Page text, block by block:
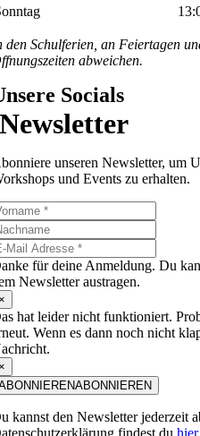
den Schulferien, an Feiertagen
abweichen.
Socials
Newsletter
unseren Newsletter, um
und Events zu erhalten.
für deine Anmeldung. Du
Newsletter austragen.
hat leider nicht funktioniert.
Wenn es dann noch nicht
ABONNIEREN
kannst den Newsletter jederzeit
findest duhier.